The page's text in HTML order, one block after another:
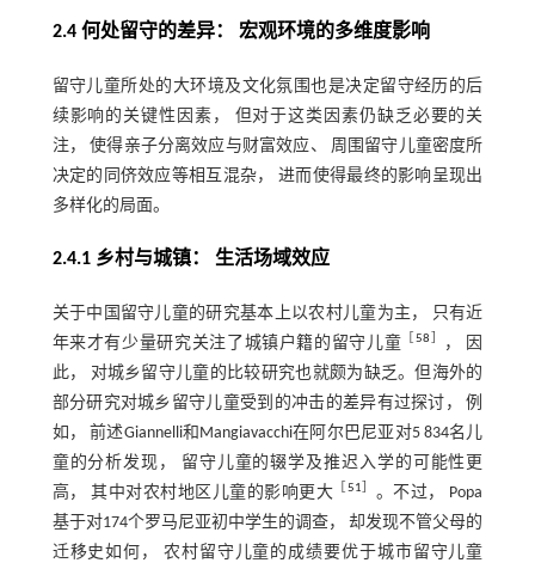
2.4 何处留守的差异： 宏观环境的多维度影响
留守儿童所处的大环境及文化氛围也是决定留守经历的后
续影响的关键性因素， 但对于这类因素仍缺乏必要的关
注， 使得亲子分离效应与财富效应、 周围留守儿童密度所
决定的同侪效应等相互混杂， 进而使得最终的影响呈现出
多样化的局面。
2.4.1 乡村与城镇： 生活场域效应
关于中国留守儿童的研究基本上以农村儿童为主， 只有近
年来才有少量研究关注了城镇户籍的留守儿童
58
， 因
此， 对城乡留守儿童的比较研究也就颇为缺乏。但海外的
部分研究对城乡留守儿童受到的冲击的差异有过探讨， 例
如， 前述Giannelli和Mangiavacchi在阿尔巴尼亚对5 834名儿
童的分析发现， 留守儿童的辍学及推迟入学的可能性更
高， 其中对农村地区儿童的影响更大
51
。不过， Popa
基于对174个罗马尼亚初中学生的调查， 却发现不管父母的
迁移史如何， 农村留守儿童的成绩要优于城市留守儿童